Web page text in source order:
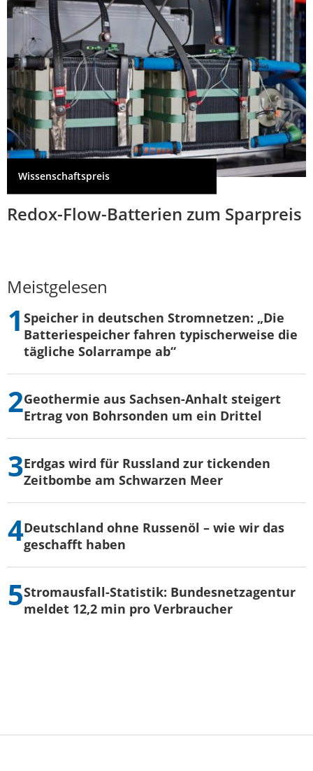
Wissenschaftspreis
Redox-Flow-Batterien zum Sparpreis
Meistgelesen
Speicher in deutschen Stromnetzen: „Die
Batteriespeicher fahren typischerweise die
tägliche Solarrampe ab“
Geothermie aus Sachsen-Anhalt steigert
Ertrag von Bohrsonden um ein Drittel
Erdgas wird für Russland zur tickenden
Zeitbombe am Schwarzen Meer
Deutschland ohne Russenöl – wie wir das
geschafft haben
Stromausfall-Statistik: Bundesnetzagentur
meldet 12,2 min pro Verbraucher